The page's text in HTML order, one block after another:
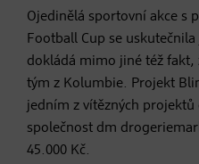
Ojedinělá sportovní akce s
Football Cup se
dokládá mimo jiné též
tým z Kolumbie. Projekt
jedním z vítězných projektů
společnost dm
45.000 Kč.